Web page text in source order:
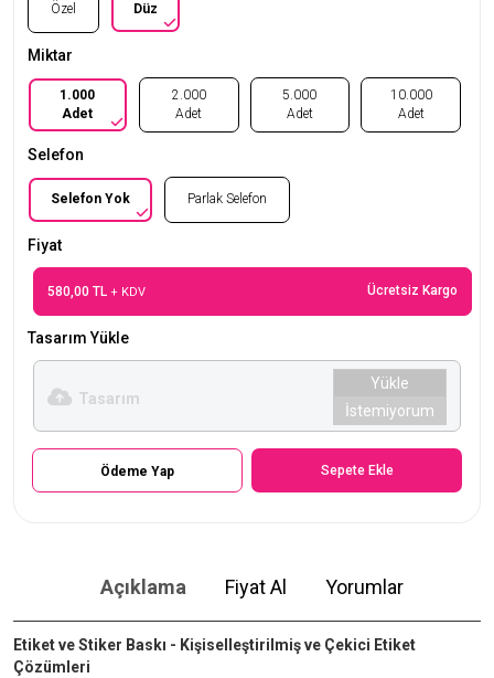
Özel Düz
Miktar
1.000
Adet
2.000
Adet
5.000
Adet
10.000
Adet
Selefon
Selefon Yok Parlak Selefon
Fiyat
580,00 TL + KDV Ücretsiz Kargo
Tasarım Yükle
Tasarım
Yükle
İstemiyorum
Ödeme Yap Sepete Ekle
Açıklama Fiyat Al Yorumlar
Etiket ve Stiker Baskı - Kişiselleştirilmiş ve Çekici Etiket
Çözümleri